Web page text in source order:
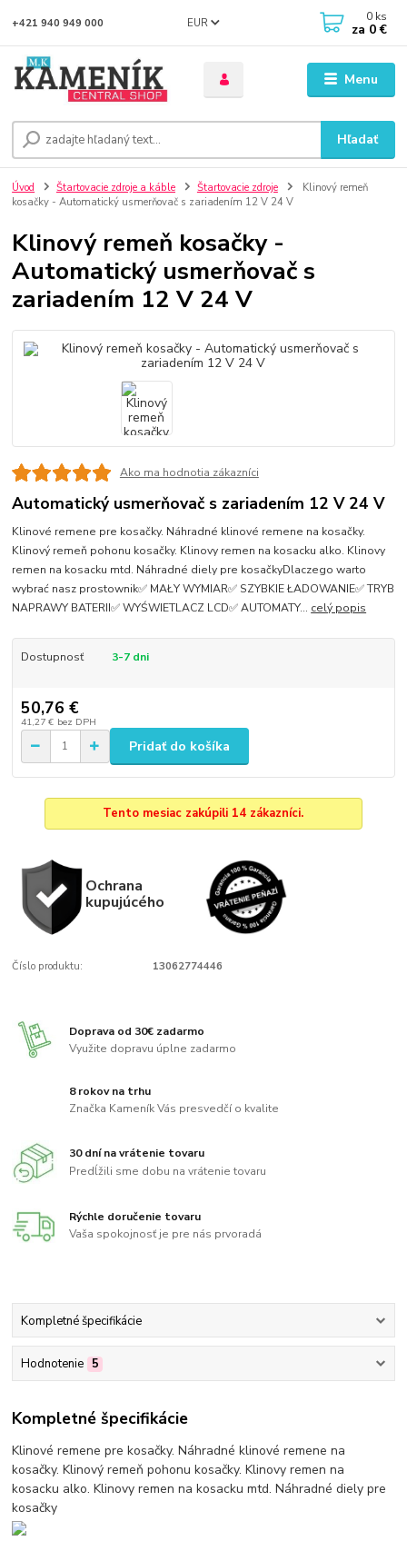
Menu
EUR
Hľadať
+421 940 949 000 0 ks
za 0 €
Úvod Štartovacie zdroje a káble Štartovacie zdroje
Klinový remeň
kosačky - Automatický usmerňovač s zariadením 12 V 24 V
Klinový remeň kosačky -
Automatický usmerňovač s
zariadením 12 V 24 V
Ako ma hodnotia zákazníci
Automatický usmerňovač s zariadením 12 V 24 V
Klinové remene pre kosačky. Náhradné klinové remene na kosačky.
Klinový remeň pohonu kosačky. Klinovy remen na kosacku alko. Klinovy
remen na kosacku mtd. Náhradné diely pre kosačkyDlaczego warto
wybrać nasz prostownik✅ MAŁY WYMIAR✅ SZYBKIE ŁADOWANIE✅ TRYB
NAPRAWY BATERII✅ WYŚWIETLACZ LCD✅ AUTOMATY... celý popis
Dostupnosť 3-7 dni
50,76 €
41,27 € bez DPH
Pridať do košíka
Tento mesiac zakúpili 14 zákazníci.
Ochrana
kupujúcého
Číslo produktu: 13062774446
Doprava od 30€ zadarmo
Využite dopravu úplne zadarmo
8 rokov na trhu
Značka Kameník Vás presvedčí o kvalite
30 dní na vrátenie tovaru
Predĺžili sme dobu na vrátenie tovaru
Rýchle doručenie tovaru
Vaša spokojnosť je pre nás prvoradá
Kompletné špecifikácie
Hodnotenie 5
Kompletné špecifikácie
Klinové remene pre kosačky. Náhradné klinové remene na
kosačky. Klinový remeň pohonu kosačky. Klinovy remen na
kosacku alko. Klinovy remen na kosacku mtd. Náhradné diely pre
kosačky